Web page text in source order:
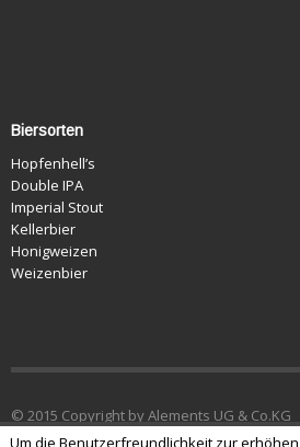
Biersorten
Hopfenhell’s
Double IPA
Imperial Stout
Kellerbier
Honigweizen
Weizenbier
© 2015 Copyright by Alements UG & Co.KG
Um die Benutzerfreundlichkeit zur